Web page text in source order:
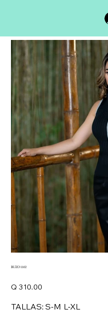
BUZO 1102
Q 310.00
TALLAS: S-M L-XL